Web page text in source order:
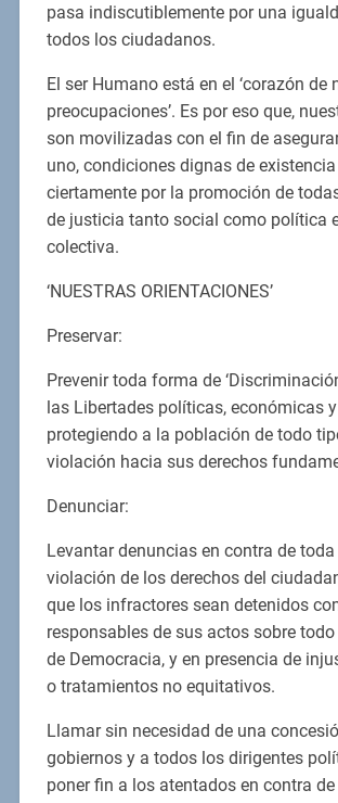
pasa indiscutiblemente por una
todos los ciudadanos.
El ser Humano está en el ‘corazón de
preocupaciones’. Es por eso que,
son movilizadas con el fin de
uno, condiciones dignas de
ciertamente por la promoción de
de justicia tanto social como política
colectiva.
‘NUESTRAS ORIENTACIONES’
Preservar:
Prevenir toda forma de
las Libertades políticas, económicas y
protegiendo a la población de todo
violación hacia sus derechos
Denunciar:
Levantar denuncias en contra de
violación de los derechos del
que los infractores sean detenidos
responsables de sus actos sobre
de Democracia, y en presencia de
o tratamientos no equitativos.
Llamar sin necesidad de una
gobiernos y a todos los dirigentes
poner fin a los atentados en contra